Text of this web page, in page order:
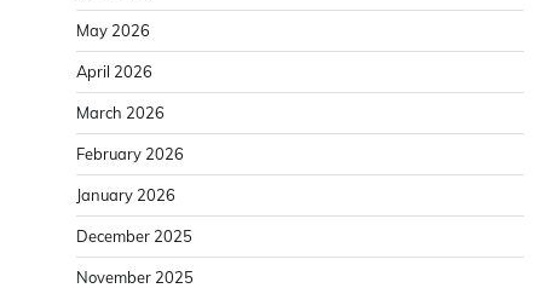
May 2026
April 2026
March 2026
February 2026
January 2026
December 2025
November 2025